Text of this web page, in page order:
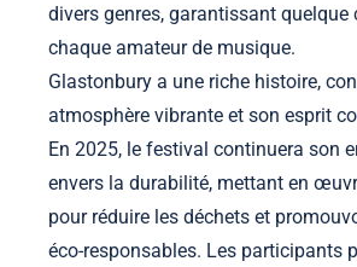
divers genres, garantissant quelque
chaque amateur de musique.
Glastonbury a une riche histoire,
atmosphère vibrante et son esprit
En 2025, le festival continuera son
envers la durabilité, mettant en
pour réduire les déchets et
éco-responsables. Les participants